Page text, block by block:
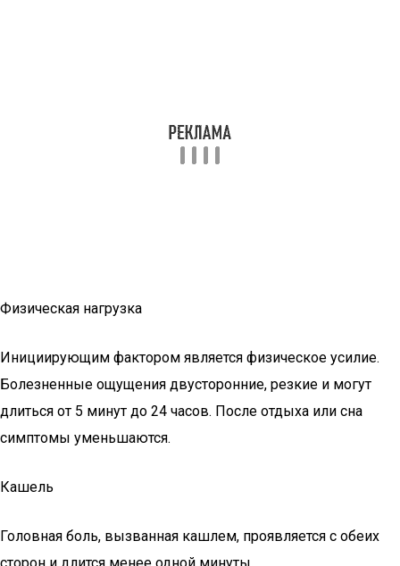
Физическая нагрузка
Инициирующим фактором является физическое усилие.
Болезненные ощущения двусторонние, резкие и могут
длиться от 5 минут до 24 часов. После отдыха или сна
симптомы уменьшаются.
Кашель
Головная боль, вызванная кашлем, проявляется с обеих